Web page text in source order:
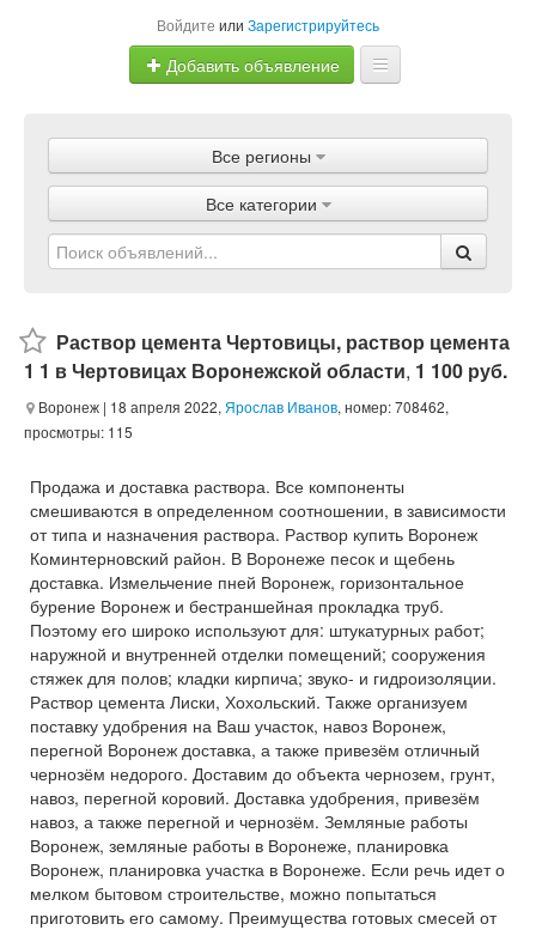
Войдите или Зарегистрируйтесь
Добавить объявление
Объявления
Магазины
Услуги
Все регионы
Все категории
Раствор цемента Чертовицы, раствор цемента
1 1 в Чертовицах Воронежской области, 1 100 руб.
Воронеж | 18 апреля 2022, Ярослав Иванов, номер: 708462,
просмотры: 115
Продажа и доставка раствора. Все компоненты
смешиваются в определенном соотношении, в зависимости
от типа и назначения раствора. Раствор купить Воронеж
Коминтерновский район. В Воронеже песок и щебень
доставка. Измельчение пней Воронеж, горизонтальное
бурение Воронеж и бестраншейная прокладка труб.
Поэтому его широко используют для: штукатурных работ;
наружной и внутренней отделки помещений; сооружения
стяжек для полов; кладки кирпича; звуко- и гидроизоляции.
Раствор цемента Лиски, Хохольский. Также организуем
поставку удобрения на Ваш участок, навоз Воронеж,
перегной Воронеж доставка, а также привезём отличный
чернозём недорого. Доставим до объекта чернозем, грунт,
навоз, перегной коровий. Доставка удобрения, привезём
навоз, а также перегной и чернозём. Земляные работы
Воронеж, земляные работы в Воронеже, планировка
Воронеж, планировка участка в Воронеже. Если речь идет о
мелком бытовом строительстве, можно попытаться
приготовить его самому. Преимущества готовых смесей от